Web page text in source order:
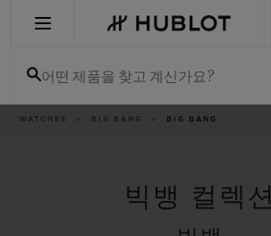
어떤 제품을 찾고 계신가요?
이
WATCHES BIG BANG BIG BANG
빅뱅 컬렉션